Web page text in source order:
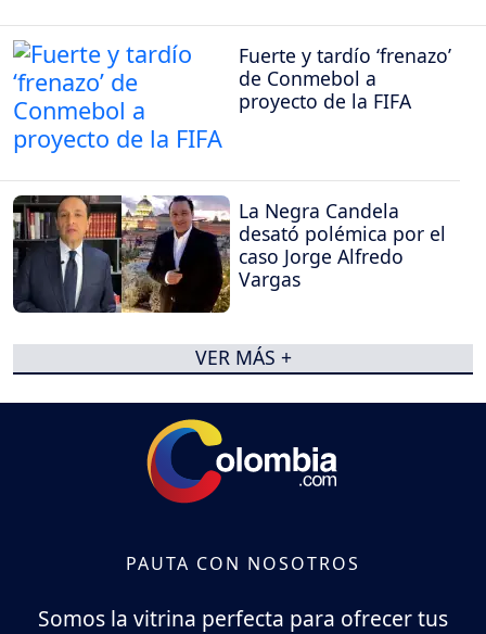
Fuerte y tardío ‘frenazo’
de Conmebol a
proyecto de la FIFA
La Negra Candela
desató polémica por el
caso Jorge Alfredo
Vargas
VER MÁS +
PAUTA CON NOSOTROS
Somos la vitrina perfecta para ofrecer tus